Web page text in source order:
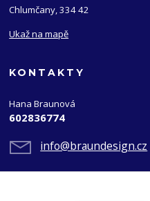
Chlumčany, 334 42
Ukaž na mapě
KONTAKTY
Hana Braunová
602836774
info@braundesign.cz